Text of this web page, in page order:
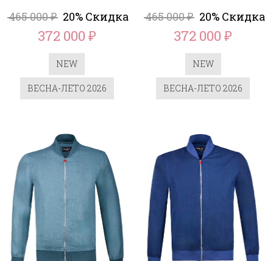
465 000₽ 20% Скидка
372 000 ₽
NEW
ВЕСНА-ЛЕТО 2026
465 000₽ 20% Скидка
372 000₽
NEW
ВЕСНА-ЛЕТО 2026